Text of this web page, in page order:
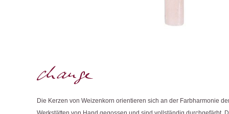
Die Kerzen von Weizenkorn orientieren sich an der Farbharmonie